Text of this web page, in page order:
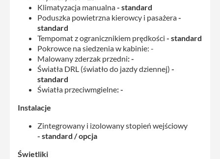
Klimatyzacja manualna- standard
Poduszka powietrzna kierowcy i pasażera-
standard
Tempomat z ogranicznikiem prędkości - standard
Pokrowce na siedzenia w kabinie: -
Malowany zderzak przedni: -
Światła DRL (światło do jazdy dziennej) -
standard
Światła przeciwmgielne: -
Instalacje
Zintegrowany i izolowany stopień wejściowy
- standard / opcja
Świetliki